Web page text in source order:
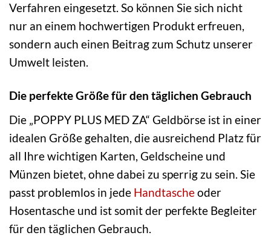
Verfahren eingesetzt. So können Sie sich nicht
nur an einem hochwertigen Produkt erfreuen,
sondern auch einen Beitrag zum Schutz unserer
Umwelt leisten.
Die perfekte Größe für den täglichen Gebrauch
Die „POPPY PLUS MED ZA“ Geldbörse ist in einer
idealen Größe gehalten, die ausreichend Platz für
all Ihre wichtigen Karten, Geldscheine und
Münzen bietet, ohne dabei zu sperrig zu sein. Sie
passt problemlos in jede Handtascheoder
Hosentasche und ist somit der perfekte Begleiter
für den täglichen Gebrauch.